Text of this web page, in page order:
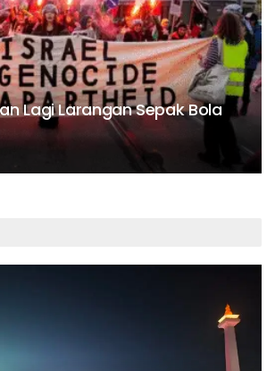
Lagi Larangan Sepak Bola